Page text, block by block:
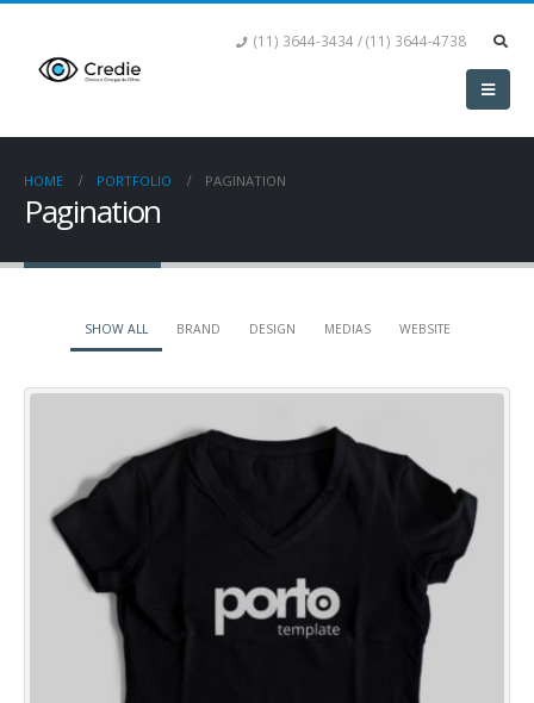
(11) 3644-3434 / (11) 3644-4738
HOME PORTFOLIO PAGINATION
Pagination
SHOW ALL BRAND DESIGN MEDIAS WEBSITE